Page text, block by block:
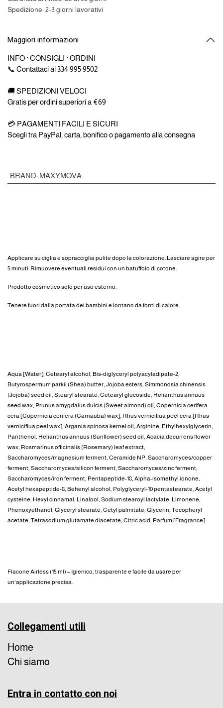
Spedizione: 2-3 giorni lavorativi
Maggiori informazioni
INFO · CONSIGLI · ORDINI
📞 Contattaci al 334 995 9502
🚚 SPEDIZIONI VELOCI
Gratis per ordini superiori a €69
💳 PAGAMENTI FACILI E SICURI
Scegli tra PayPal, carta, bonifico o pagamento alla consegna
BRAND: MAXYMOVA
Applicare su ciglia e sopracciglia pulite dopo la colorazione. Lasciare agire per
5 minuti. Rimuovere eventuali residui con un batuffolo di cotone.
Prodotto cosmetico solo per uso esterno.
Tenere fuori dalla portata dei bambini e lontano da fonti di calore.
Aqua [Water], Cetearyl alcohol, Bis-diglyceryl polyacyladipate-2,
Butyrospermum parkii (Shea) butter, Jojoba esters, Simmondsia chinensis
(Jojoba) seed oil, Stearyl stearate, Cetearyl glucoside, Helianthus annuus
seed wax, Prunus amygdalus dulcis (Sweet almond) oil, Copernicia cerifera
cera [Copernicia cerifera (Carnauba) wax], Rhus verniciflua peel cera [Rhus
verniciflua peel wax], Argania spinosa kernel oil, Arginine, Ethylhexylglycerin,
Panthenol, Helianthus annuus (Sunflower) seed oil, Acacia decurrens flower
wax, Rosmarinus officinalis (Rosemary) leaf extract,
Saccharomyces/magnesium ferment, Ceramide NP, Saccharomyces/copper
ferment, Saccharomyces/silicon ferment, Saccharomyces/zinc ferment,
Saccharomyces/iron ferment, Pentapeptide-18, Alpha-isomethyl ionone,
Acetyl hexapeptide-8, Behenyl alcohol, Polyglyceryl-10 pentastearate, Acetyl
cysteine, Hexyl cinnamal, Linalool, Sodium stearoyl lactylate, Limonene,
Phenoxyethanol, Glyceryl stearate, Cetyl palmitate, Glycerin, Tocopheryl
acetate, Tetrasodium glutamate diacetate, Citric acid, Parfum [Fragrance].
Flacone Airless (15 ml) – Igienico, trasparente e facile da usare per
un'applicazione precisa.
Collegamenti utili
Home
Chi siamo
Entra in contatto con noi